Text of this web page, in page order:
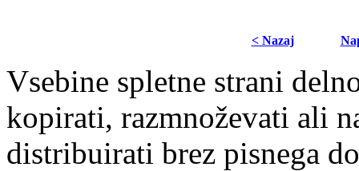
< Nazaj
Vsebine spletne strani
kopirati, razmnoževati ali
distribuirati brez pisnega